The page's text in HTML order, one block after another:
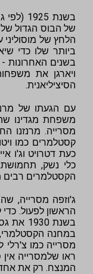
של הבוס הגדול
הלחץ של
ביותר שלו כדי
בשנים האחרונות
ויארגן את
הסיציליאנית.
עם הגעתו של
משפחת מגדינו
מסרייה. מרנזנו
קסטלמרים כמו
כעת דטרויט וג'ו
כלי נשק,
הקסטלמרים רבים
ג'וזפה מסרייה,
הראשון לפעול.
בשנת
במחנה הקסטלמרי,
מסרייה כמו צ'רלי
ראו שלמסרייה
המנצח. רק את אחד